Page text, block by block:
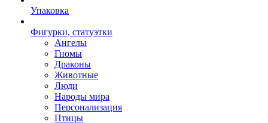
Упаковка
Фигурки, статуэтки
Ангелы
Гномы
Драконы
Животные
Люди
Народы мира
Персонализация
Птицы